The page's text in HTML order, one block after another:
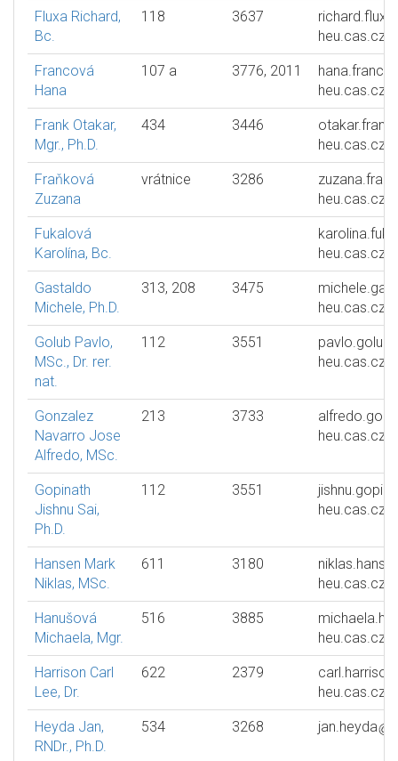
Fluxa Richard,
Bc.
118 3637
richard.fluxa
heu.cas.cz
Francová
Hana
107 a 3776, 2011
heu.cas.cz
Frank Otakar,
Mgr., Ph.D.
434 3446
otakar.frank
heu.cas.cz
Fraňková
Zuzana
vrátnice 3286
heu.cas.cz
Fukalová
Karolína, Bc.
heu.cas.cz
Gastaldo
Michele, Ph.D.
313, 208 3475
heu.cas.cz
Golub Pavlo,
MSc., Dr. rer.
nat.
112 3551
pavlo.golub
heu.cas.cz
Gonzalez
Navarro Jose
Alfredo, MSc.
213 3733
heu.cas.cz
Gopinath
Jishnu Sai,
Ph.D.
112 3551
heu.cas.cz
Hansen Mark
Niklas, MSc.
611 3180
heu.cas.cz
Hanušová
Michaela, Mgr.
516 3885
heu.cas.cz
Harrison Carl
Lee, Dr.
622 2379
carl.harrison
heu.cas.cz
Heyda Jan,
RNDr., Ph.D.
534 3268 jan.heyda